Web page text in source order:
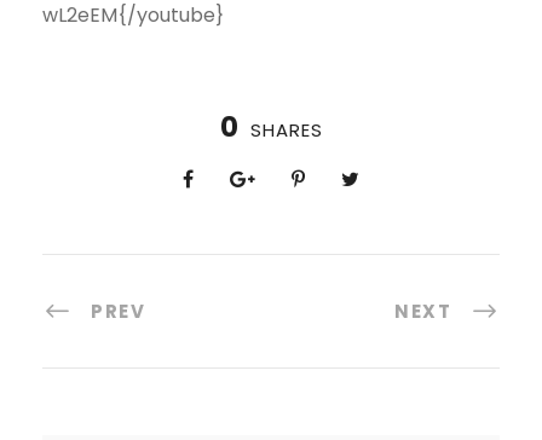
wL2eEM{/youtube}
0 SHARES
PREV NEXT